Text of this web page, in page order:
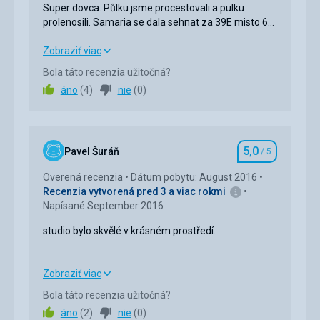
Super dovca. Půlku jsme procestovali a pulku
prolenosili. Samaria se dala sehnat za 39E misto 60
Super dovca. Půlku jsme procestovali a pulku
s nasi cestovkou, tak jsme jeli tak...
Služby 5,0/ 5
Cena
Pláž
jsme na pisku vedle a v pohode.
Strava
Nemeli jsme. Ale aparman byl vybaven na vareni-
Zobraziť viac
Bola táto recenzia užitočná?
áno (4) nie (0)
Pavel Šuráň Hodnotenie
5,0 / 5
Overená recenzia
Dátum pobytu: August 2016
Recenzia vytvorená pred 3 a viac rokmi
Napísané September 2016
studio bylo skvělé.v krásném prostředí.
studio bylo skvělé.v krásném prostředí.
Zobraziť viac
Bola táto recenzia užitočná?
áno (2) nie (0)